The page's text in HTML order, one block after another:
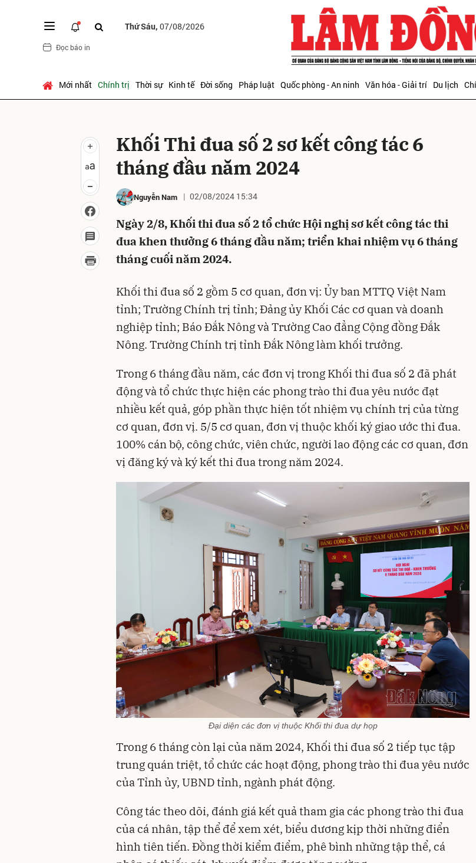
Thứ Sáu, 07/08/2026
Đọc báo in
Mới nhất Chính trị Thời sự Kinh tế Đời sống Pháp luật Quốc phòng - An ninh Văn hóa - Giải trí Du lịch
Khối Thi đua số 2 sơ kết công tác 6
tháng đầu năm 2024
Nguyễn Nam 02/08/2024 15:34
Ngày 2/8, Khối thi đua số 2 tổ chức Hội nghị sơ kết công tác thi
đua khen thưởng 6 tháng đầu năm; triển khai nhiệm vụ 6 tháng
tháng cuối năm 2024.
Khối thi đua số 2 gồm 5 cơ quan, đơn vị: Ủy ban MTTQ Việt Nam
tỉnh; Trường Chính trị tỉnh; Đảng ủy Khối Các cơ quan và doanh
nghiệp tỉnh; Báo Đắk Nông và Trường Cao đẳng Cộng đồng Đắk
Nông. Trường Chính trị tỉnh Đắk Nông làm khối trưởng.
Trong 6 tháng đầu năm, các đơn vị trong Khối thi đua số 2 đã phát
động và tổ chức thực hiện các phong trào thi đua yêu nước đạt
nhiều kết quả, góp phần thực hiện tốt nhiệm vụ chính trị của từng
cơ quan, đơn vị. 5/5 cơ quan, đơn vị thuộc khối ký giao ước thi đua.
100% cán bộ, công chức, viên chức, người lao động các cơ quan, đơn
vị đăng ký và ký kết thi đua trong năm 2024.
Đại diện các đơn vị thuộc Khối thi đua dự họp
Trong 6 tháng còn lại của năm 2024, Khối thi đua số 2 tiếp tục tập
trung quán triệt, tổ chức các hoạt động, phong trào thi đua yêu nước
của Tỉnh ủy, UBND tỉnh, ngành phát động.
Công tác theo dõi, đánh giá kết quả tham gia các phong trào thi đua
của cá nhân, tập thể để xem xét, biểu dương kịp thời những điển
hình tiên tiến. Đồng thời kiểm điểm, phê bình những tập thể, cá
Gửi bình luận